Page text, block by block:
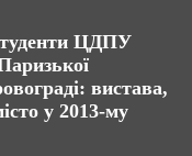
ЦДПУ
вистава,
у 2013-му